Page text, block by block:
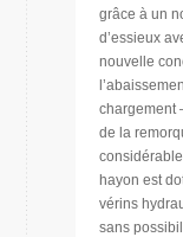
grâce à un
d’essieux
nouvelle
chargement
de la
hayon est
vérins
sans